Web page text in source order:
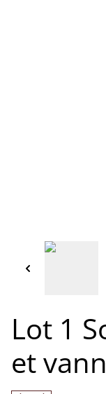
Lot 1
et